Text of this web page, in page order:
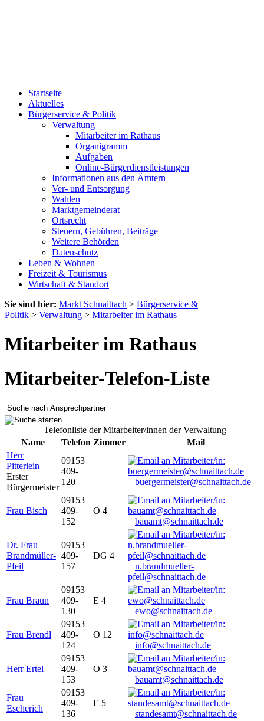
Startseite
Aktuelles
Bürgerservice & Politik
Verwaltung
Mitarbeiter im Rathaus
Organigramm
Aufgaben
Online-Bürgerdienstleistungen
Informationen aus den Ämtern
Ver- und Entsorgung
Wahlen
Marktgemeinderat
Ortsrecht
Steuern, Gebühren, Beiträge
Weitere Behörden
Datenschutz
Leben & Wohnen
Freizeit & Tourismus
Wirtschaft & Standort
Sie sind hier: Markt Schnaittach > Bürgerservice &
Politik > Verwaltung > Mitarbeiter im Rathaus
Mitarbeiter im Rathaus
Mitarbeiter-Telefon-Liste
Telefonliste der Mitarbeiter/innen der Verwaltung
Name
Telefon Zimmer
Mail
Herr
Pitterlein
Erster
Bürgermeister
09153
409-
120
buergermeister@schnaittach.de
Frau Bisch
09153
409-
152
O 4
bauamt@schnaittach.de
Dr. Frau
Brandmüller-
Pfeil
09153
409-
157
DG 4
n.brandmueller-
pfeil@schnaittach.de
Frau Braun
09153
409-
130
E 4
ewo@schnaittach.de
Frau Brendl
09153
409-
124
O 12
info@schnaittach.de
Herr Ertel
09153
409-
153
O 3
bauamt@schnaittach.de
Frau
Escherich
09153
409-
136
E 5
standesamt@schnaittach.de